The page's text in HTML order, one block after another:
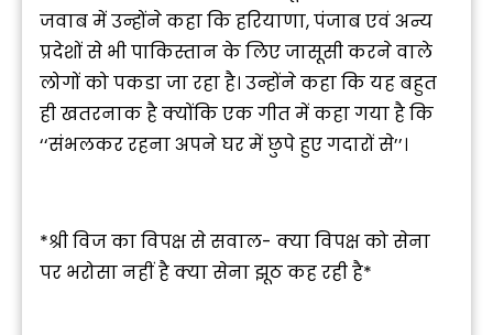
जवाब में उन्होंने कहा कि हरियाणा, पंजाब एवं अन्य
प्रदेशों से भी पाकिस्तान के लिए जासूसी करने वाले
लोगों को पकडा जा रहा है। उन्होंने कहा कि यह बहुत
ही खतरनाक है क्योंकि एक गीत में कहा गया है कि
‘‘संभलकर रहना अपने घर में छुपे हुए गदारों से’’।
*श्री विज का विपक्ष से सवाल- क्या विपक्ष को सेना
पर भरोसा नहीं है क्या सेना झूठ कह रही है*